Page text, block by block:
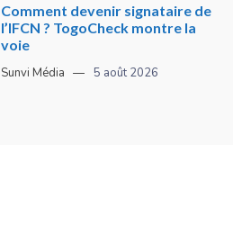
Comment devenir signataire de
l’IFCN ? TogoCheck montre la
voie
Sunvi Média 5 août 2026